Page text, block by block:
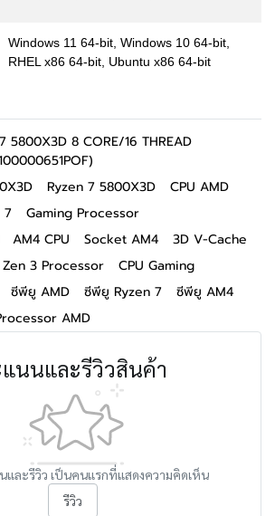
Windows 11 64-bit, Windows 10 64-bit,
RHEL x86 64-bit, Ubuntu x86 64-bit
5800X3D 8 CORE/16 THREAD
Ryzen 7 5800X3D
CPU AMD
7
Gaming Processor
AM4 CPU Socket AM4
3D V-Cache
Zen 3 Processor
CPU Gaming
ซีพียู AMD ซีพียู Ryzen 7
ซีพียู AM4
AMD
นนและรีวิวสินค้า
และรีวิว เป็นคนแรกที่แสดงความคิดเห็น
รีวิว